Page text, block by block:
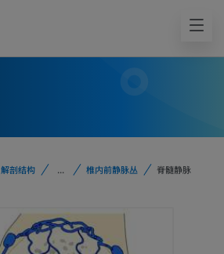
解剖结构 ... 椎内前静脉丛 脊髓静脉